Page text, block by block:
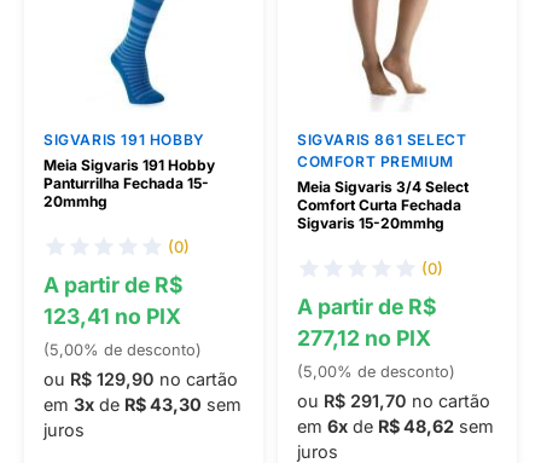
SIGVARIS 191 HOBBY
Meia Sigvaris 191 Hobby
Panturrilha Fechada 15-
20mmhg
(0)
A partir de R$
123,41 no PIX
(5,00% de desconto)
ou R$ 129,90 no cartão
em 3x de R$ 43,30 sem
juros
SIGVARIS 861 SELECT
COMFORT PREMIUM
Meia Sigvaris 3/4 Select
Comfort Curta Fechada
Sigvaris 15-20mmhg
(0)
A partir de R$
277,12 no PIX
(5,00% de desconto)
ou R$ 291,70 no cartão
em 6x de R$ 48,62 sem
juros